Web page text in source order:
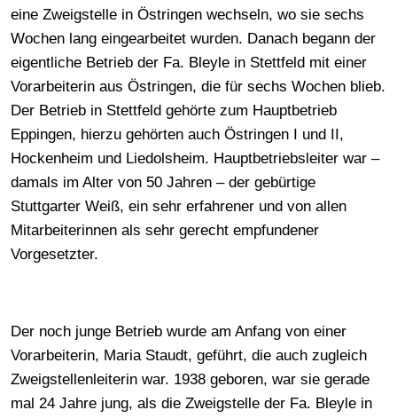
eine Zweigstelle in Östringen wechseln, wo sie sechs
Wochen lang eingearbeitet wurden. Danach begann der
eigentliche Betrieb der Fa. Bleyle in Stettfeld mit einer
Vorarbeiterin aus Östringen, die für sechs Wochen blieb.
Der Betrieb in Stettfeld gehörte zum Hauptbetrieb
Eppingen, hierzu gehörten auch Östringen I und II,
Hockenheim und Liedolsheim. Hauptbetriebsleiter war –
damals im Alter von 50 Jahren – der gebürtige
Stuttgarter Weiß, ein sehr erfahrener und von allen
Mitarbeiterinnen als sehr gerecht empfundener
Vorgesetzter.
Der noch junge Betrieb wurde am Anfang von einer
Vorarbeiterin, Maria Staudt, geführt, die auch zugleich
Zweigstellenleiterin war. 1938 geboren, war sie gerade
mal 24 Jahre jung, als die Zweigstelle der Fa. Bleyle in